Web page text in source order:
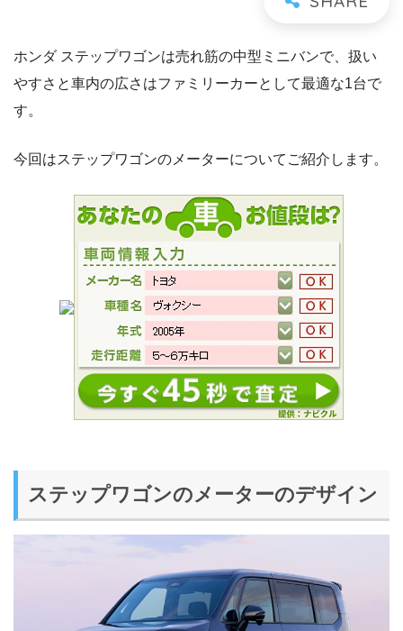
ホンダ ステップワゴンは売れ筋の中型ミニバンで、扱い
やすさと車内の広さはファミリーカーとして最適な1台で
す。
今回はステップワゴンのメーターについてご紹介します。
ステップワゴンのメーターのデザイン